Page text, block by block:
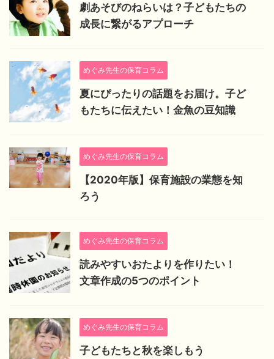
劇あそびのねらいは？子どもたちの
成長に繋がるアプローチ
めぐみ先生の保育コラム
夏にぴったりの話題をお届け。子ど
もたちに伝えたい！金魚の豆知識
めぐみ先生の保育コラム
【2020年版】保育施設の業態を知
ろう
めぐみ先生の保育コラム
読みやすいおたよりを作りたい！
文章作成の5つのポイント
めぐみ先生の保育コラム
子どもたちと秋を楽しもう